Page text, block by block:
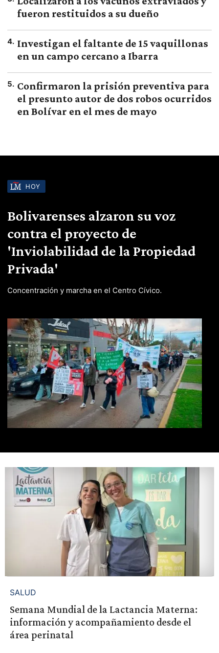
fueron restituidos a su dueño
4. Investigan el faltante de 15 vaquillonas
en un campo cercano a Ibarra
5. Confirmaron la prisión preventiva para
el presunto autor de dos robos ocurridos
en Bolívar en el mes de mayo
HOY
Bolivarenses alzaron su voz
contra el proyecto de
'Inviolabilidad de la Propiedad
Privada'
Concentración y marcha en el Centro Cívico.
SALUD
Semana Mundial de la Lactancia Materna:
información y acompañamiento desde el
área perinatal